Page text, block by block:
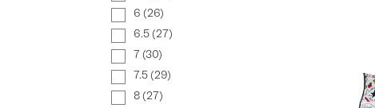
6 (26)
6.5 (27)
7 (30)
7.5 (29)
8 (27)